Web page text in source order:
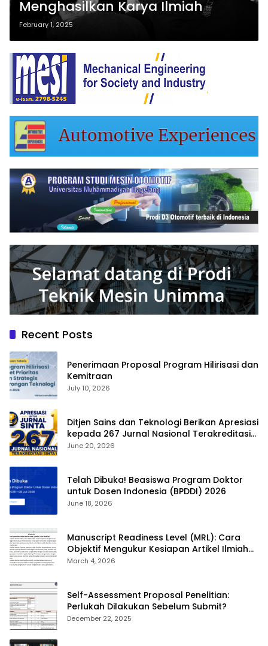
Menghasilkan Karya Ilmiah
February 1, 2025
Recent Posts
Penerimaan Proposal Program Hilirisasi dan
Kemitraan
July 10, 2026
Ditjen Sains dan Teknologi Berikan Apresiasi
kepada 267 Jurnal Nasional Terakreditasi
SINTA 1
June 20, 2026
Telah Dibuka! Beasiswa Program Doktor
untuk Dosen Indonesia (BPDDI) 2026
June 18, 2026
Manuscript Readiness Level (MRL): Cara
Objektif Mengukur Kesiapan Artikel Ilmiah
Anda
March 4, 2026
Self-Assessment Proposal Penelitian:
Perlukah Dilakukan Sebelum Submit?
December 22, 2025